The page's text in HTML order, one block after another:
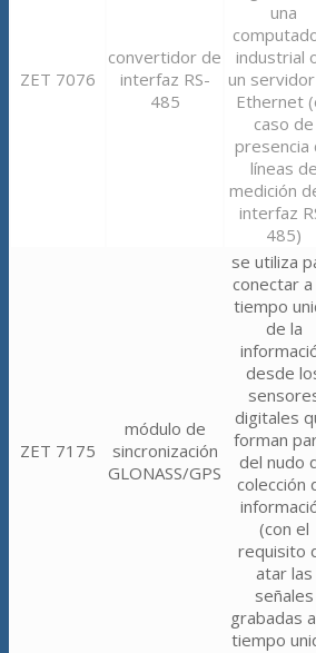
ZET 7076
convertidor de
interfaz RS-
485
una
industrial
un
Ethernet
caso de
presencia
líneas de
medición
interfaz
485)
ZET 7175
módulo de
sincronización
GLONASS/GPS
se utiliza
conectar a
tiempo
de la
desde
digitales
forman
del nudo
colección
(con el
requisito
atar las
señales
grabadas
tiempo